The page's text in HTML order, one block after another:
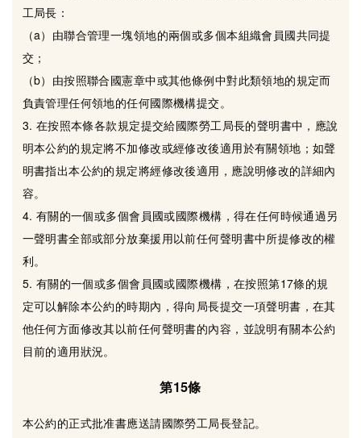
工局長：
（a）由聯合管理一塊領地的兩個或多個本組織會員國共同提
交；
（b）由按照聯合國憲章中或其他條例中對此類領地的規定而
負責管理任何領地的任何國際機構提交。
3. 在按照本條各款規定提交給國際勞工局長的聲明書中，應說
明本公約的規定將不加修改或經修改後適用於有關領地；如聲
明書指出本公約的規定將經修改後適用，應說明修改的詳細內
容。
4. 有關的一個或多個會員國或國際機構，得在任何時候通過另
一聲明書全部或部分放棄援用以前任何聲明書中所提修改的權
利。
5. 有關的一個或多個會員國或國際機構，在按照第17條的規
定可以解除本公約的時期內，得向局長提交一項聲明書，在其
他任何方面修改其以前任何聲明書的內容，並說明有關本公約
目前的適用狀況。
第15條
本公約的正式批准書應送請國際勞工局長登記。